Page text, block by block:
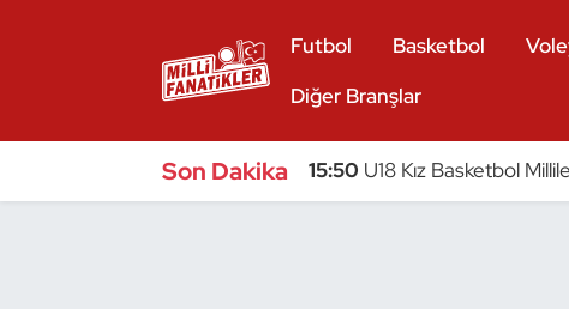
Futbol Basketbol
Diğer Branşlar
Son Dakika 15:50 U18 Kız Basketbol